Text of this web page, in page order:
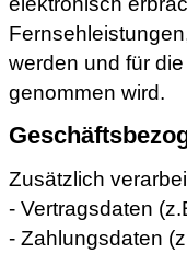
werden und für
genommen wird.
Zusätzlich
- Vertragsdaten
- Zahlungsdaten